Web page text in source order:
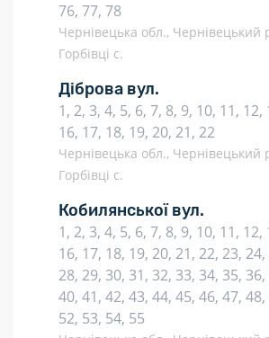
76, 77, 78
Чернівецька обл., Чернівецький
Горбівці с.
Діброва вул.
1, 2, 3, 4, 5, 6, 7, 8, 9, 10, 11, 12,
16, 17, 18, 19, 20, 21, 22
Чернівецька обл., Чернівецький
Горбівці с.
Кобилянської вул.
1, 2, 3, 4, 5, 6, 7, 8, 9, 10, 11, 12,
16, 17, 18, 19, 20, 21, 22, 23,
28, 29, 30, 31, 32, 33, 34, 35,
40, 41, 42, 43, 44, 45, 46, 47,
52, 53, 54, 55